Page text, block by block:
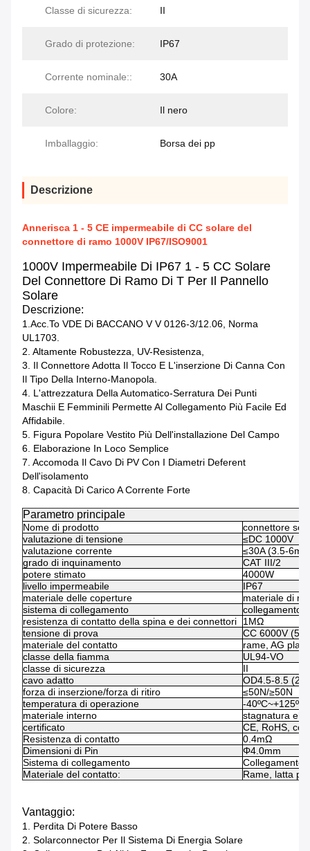
Classe di sicurezza: II
Grado di protezione: IP67
Corrente nominale:: 30A
Colore: Il nero
Imballaggio: Borsa dei pp
Descrizione
Annerisca 1 - 5 CE impermeabile di CC solare del
connettore di ramo 1000V IP67/ISO9001
1000V Impermeabile Di IP67 1 - 5 CC Solare
Del Connettore Di Ramo Di T Per Il Pannello
Solare
Descrizione:
1.Acc.to VDE Di BACCANO V V 0126-3/12.06, Norma
UL1703.
2. Altamente Robustezza, UV-Resistenza,
3. Il Connettore Adotta Il Tocco E L'inserzione Di Canna Con
Il Tipo Della Interno-Manopola.
4. L'attrezzatura Della Automatico-Serratura Dei Punti
Maschii E Femminili Permette Al Collegamento Più Facile Ed
Affidabile.
5. Figura Popolare Vestito Più Dell'installazione Del Campo
6. Elaborazione In Loco Semplice
7. Accomoda Il Cavo Di PV Con I Diametri Deferent
Dell'isolamento
8. Capacità Di Carico A Corrente Forte
Parametro principale
Nome di prodotto
connettore
valutazione di tensione
≤DC 1000V
valutazione corrente
≤30A (3.5-
grado di inquinamento
CAT III/2
potere stimato
4000W
livello impermeabile
IP67
materiale delle coperture
materiale di
sistema di collegamento
collegamento
resistenza di contatto della spina e dei connettori
1MΩ
tensione di prova
CC 6000V
materiale del contatto
rame, AG
classe della fiamma
UL94-VO
classe di sicurezza
II
cavo adatto
OD4.5-8.5
forza di inserzione/forza di ritiro
≤50N/≥50N
temperatura di operazione
-40ºC~+125ºC
materiale interno
stagnatura
certificato
CE, RoHS, ccc
Resistenza di contatto
0.4mΩ
Dimensioni di Pin
Φ4.0mm
Sistema di collegamento
Collegamento
Materiale del contatto:
Rame, latta
Vantaggio:
1. Perdita Di Potere Basso
2. Solarconnector Per Il Sistema Di Energia Solare